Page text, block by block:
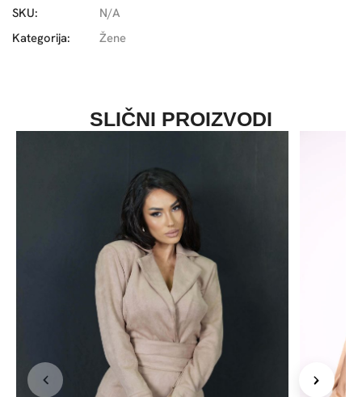
SKU:
N/A
Kategorija:
Žene
SLIČNI PROIZVODI